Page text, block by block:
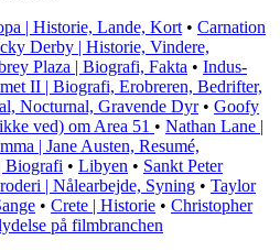
| Historie, Lande, Kort • Carnation
Derby | Historie, Vindere,
Plaza | Biografi, Fakta • Indus-
II | Biografi, Erobreren, Bedrifter,
Nocturnal, Gravende Dyr• Goofy
ved) om Area 51 • Nathan Lane |
| Jane Austen, Resumé,
Biografi • Libyen • Sankt Peter
| Nålearbejde, Syning • Taylor
• Crete | Historie • Christopher
på filmbranchen